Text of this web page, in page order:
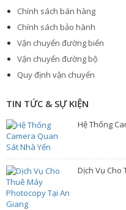
Chính sách bán hàng
Chính sách bảo hành
Vận chuyển đường biển
Vận chuyển đường bộ
Quy định vận chuyển
TIN TỨC & SỰ KIỆN
Hệ Thống
Dịch Vụ Cho